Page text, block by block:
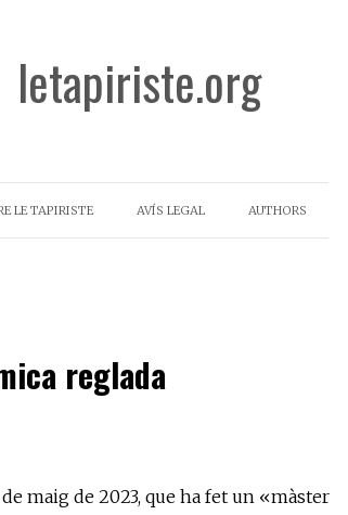
letapiriste.org
LE TAPIRISTE AVÍS LEGAL AUTHORS
reglada
maig de 2023, que ha fet un «màster